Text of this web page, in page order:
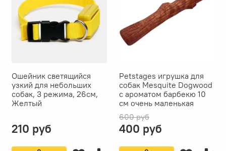
Ошейник светящийся
узкий для небольших
собак, 3 режима, 26см,
Желтый
210 руб
Petstages игрушка для
собак Mesquite Dogwood
с ароматом барбекю 10
см очень маленькая
600 руб
400 руб